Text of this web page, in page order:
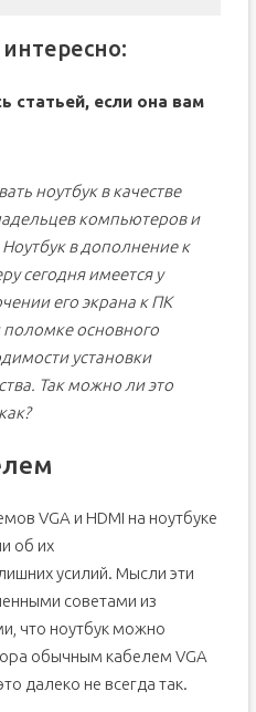
статьей, если она вам
ноутбук в качестве
компьютеров и
в дополнение к
сегодня имеется у
его экрана к ПК
поломке основного
установки
Так можно ли это
VGA и HDMI на ноутбуке
об их
усилий. Мысли эти
советами из
что ноутбук можно
обычным кабелем VGA
далеко не всегда так.